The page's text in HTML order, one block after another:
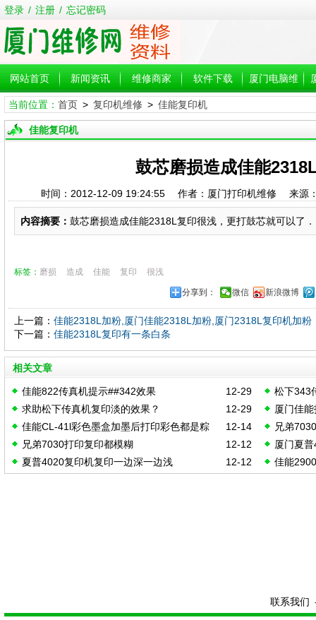
登录 / 注册 / 忘记密码
网站首页 新闻资讯 维修商家 软件下载 厦门电脑维
当前位置： 首页> 复印机维修 > 佳能复印机
佳能复印机
鼓芯磨损造成佳能
时间：2012-12-09 19:24:55 作者：厦门打印机维修 来源
内容摘要： 鼓芯磨损造成佳能2318L复印很浅，更打鼓芯就可以了
标签： 磨损 造成 佳能 复印 很浅
分享到： 微信 新浪微博
上一篇： 佳能2318L加粉,厦门佳能2318L加粉,厦门2318L复印机加粉
下一篇： 佳能2318L复印有一条白条
相关文章
12-29
佳能822传真机提示##342效果
松下343
12-29
求助松下传真机复印淡的效果？
厦门佳
12-14
佳能CL-41l彩色墨盒加墨后打印彩色都是粽
色，厦门佳能打印机维修
兄弟
12-12
兄弟7030打印复印都模糊
厦门夏
修
12-12
夏普4020复印机复印一边深一边浅 佳能
联系我们